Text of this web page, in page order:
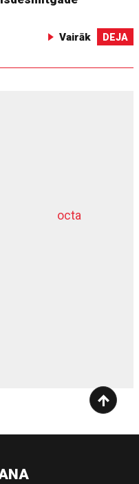
Vairāk DEJA
octa
dziļurbums